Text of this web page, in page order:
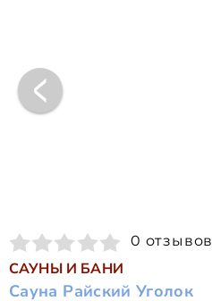
0 отзывов
САУНЫ И БАНИ
Сауна Райский Уголок